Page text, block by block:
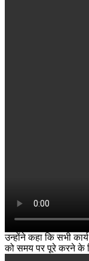
उन्होंने कहा कि सभी
को समय पर पूरे करने के